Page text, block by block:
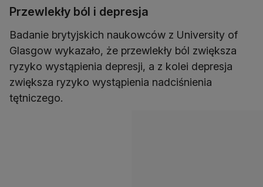
Przewlekły ból i depresja
Badanie brytyjskich naukowców z University of
Glasgow wykazało, że przewlekły ból zwiększa
ryzyko wystąpienia depresji, a z kolei depresja
zwiększa ryzyko wystąpienia nadciśnienia
tętniczego.